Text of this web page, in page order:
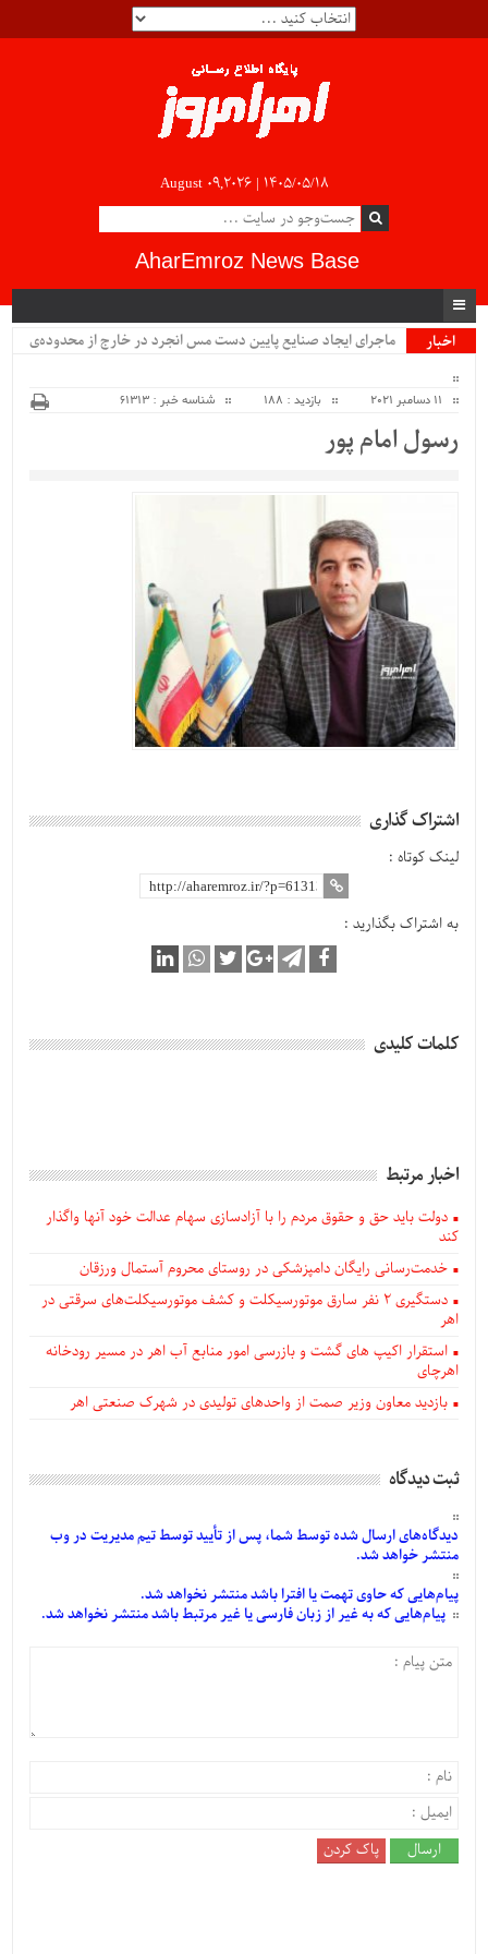
August 09,2026 | ۱۴۰۵/۰۵/۱۸
AharEmroz News Base
اخبار
ماجرای ایجاد صنایع پایین دست مس انجرد در خارج از محدوده‌ی
بازدید : 188 شناسه خبر : 61313
رسول امام‌ پور
اشتراک گذاری
لینک کوتاه :
به اشتراک بگذارید :
کلمات کلیدی
اخبار مرتبط
دولت باید حق و حقوق مردم را با آزادسازی سهام عدالت خود آنها واگذار
کند
خدمت‌رسانی رایگان دامپزشکی در روستای محروم آستمال ورزقان
دستگيری ۲ نفر سارق موتورسیکلت و کشف موتورسیکلت‌های سرقتی در
اهر
استقرار اکیپ های گشت و بازرسی امور منابع آب اهر در مسیر رودخانه
اهرچای
بازدید معاون وزیر صمت از واحدهای تولیدی در شهرک صنعتی اهر
ثبت دیدگاه
دیدگاه‌هایارسالشدهتوسط شما، پس ازتأییدتوسط تیم مدیریت در وب
منتشر خواهد شد.
پیام‌هاییکه حاوی تهمت یا افترا باشد منتشر نخواهد شد.
پیام‌هاییکه به غیر از زبان فارسی یا غیر مرتبط باشد منتشر نخواهد شد.